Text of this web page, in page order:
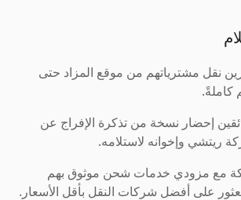
نقل مشترياتهم من موقع المزاد حتى
كاملةً.
إحضار نسخة من تذكرة الإفراج عن
ريتشي وإخوانه لاستلامه.
مع مزودي خدمات شحن موثوق بهم
على أفضل شركات النقل بأقل الأسعار.